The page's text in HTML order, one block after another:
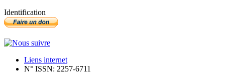
Identification
Liens internet
N° ISSN: 2257-6711